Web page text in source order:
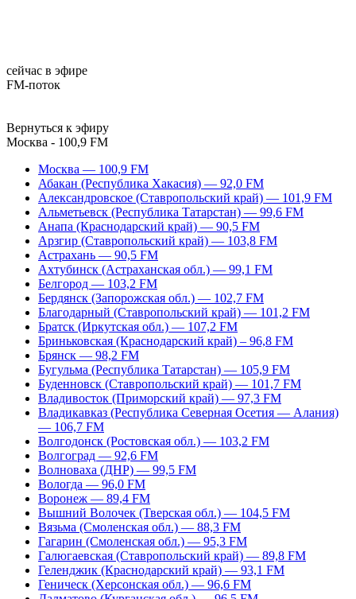
сейчас в эфире
FM-поток
Вернуться к эфиру
Москва - 100,9 FM
Москва — 100,9 FM
Абакан (Республика Хакасия) — 92,0 FM
Александровское (Ставропольский край) — 101,9 FM
Альметьевск (Республика Татарстан) — 99,6 FM
Анапа (Краснодарский край) — 90,5 FM
Арзгир (Ставропольский край) — 103,8 FM
Астрахань — 90,5 FM
Ахтубинск (Астраханская обл.) — 99,1 FM
Белгород — 103,2 FM
Бердянск (Запорожская обл.) — 102,7 FM
Благодарный (Ставропольский край) — 101,2 FM
Братск (Иркутская обл.) — 107,2 FM
Бриньковская (Краснодарский край) – 96,8 FM
Брянск — 98,2 FM
Бугульма (Республика Татарстан) — 105,9 FM
Буденновск (Ставропольский край) — 101,7 FM
Владивосток (Приморский край) — 97,3 FM
Владикавказ (Республика Северная Осетия — Алания)
— 106,7 FM
Волгодонск (Ростовская обл.) — 103,2 FM
Волгоград — 92,6 FM
Волноваха (ДНР) — 99,5 FM
Вологда — 96,0 FM
Воронеж — 89,4 FM
Вышний Волочек (Тверская обл.) — 104,5 FM
Вязьма (Смоленская обл.) — 88,3 FM
Гагарин (Смоленская обл.) — 95,3 FM
Галюгаевская (Ставропольский край) — 89,8 FM
Геленджик (Краснодарский край) — 93,1 FM
Геническ (Херсонская обл.) — 96,6 FM